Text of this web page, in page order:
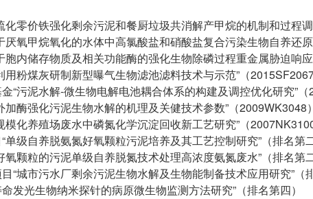
零价铁强化剩余污泥和餐厨垃圾共消解产甲烷的机制和过程调
氧甲烷氧化的水体中高氯酸盐和硝酸盐复合污染生物自养还原
内储存物质及相关功能酶的强化生物除磷过程重金属胁迫响
粉煤灰研制新型曝气生物滤池滤料技术与示范”（
“污泥水解-微生物电解电池耦合体系的构建及调控优化研究”（
酶强化污泥生物水解的机理及关健技术参数”（2009WK3048）
化养殖场废水中磷氮化学沉淀回收新工艺研究”（2007NK3100
级自养脱氨氮好氧颗粒污泥培养及其工艺控制研究”（排名第二
颗粒的污泥单级自养脱氮技术处理高浓度氨氮废水”（排名第二
“城市污水厂剩余污泥生物水解及生物能制备技术应用研究”（
发光生物纳米探针的病原微生物监测方法研究”（排名第四）